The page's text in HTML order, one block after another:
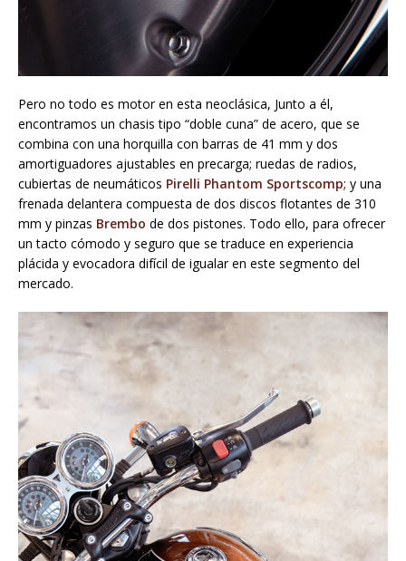
Pero no todo es motor en esta neoclásica, Junto a él,
encontramos un chasis tipo “doble cuna” de acero, que se
combina con una horquilla con barras de 41 mm y dos
amortiguadores ajustables en precarga; ruedas de radios,
cubiertas de neumáticos Pirelli Phantom Sportscomp; y una
frenada delantera compuesta de dos discos flotantes de 310
mm y pinzas Brembo de dos pistones. Todo ello, para ofrecer
un tacto cómodo y seguro que se traduce en experiencia
plácida y evocadora difícil de igualar en este segmento del
mercado.